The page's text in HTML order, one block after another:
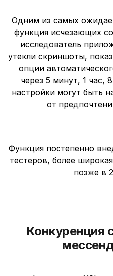
Одним из самых
функция исчезающих
исследователь
утекли скриншоты,
опции
через 5 минут, 1 час,
настройки могут быть
от
Функция постепенно
тестеров, более
позже в
Конкуренция